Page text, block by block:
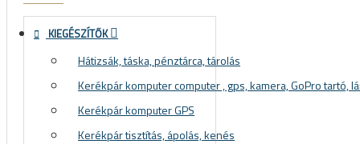
KIEGÉSZÍTŐK
Hátizsák, táska, pénztárca, tárolás
Kerékpár komputer computer , gps, kamera, GoPro tartó,
Kerékpár komputer GPS
Kerékpár tisztítás, ápolás, kenés